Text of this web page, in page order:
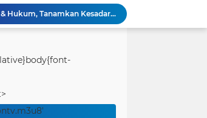
Festival Raimuti 2026 Semarak, Satukan Budaya Bahari dan Dorong Ekonomi Masyarakat
KRI Teluk Kendari-518 Hadir di Padang, Masyarakat Bisa Kunjungi Kapal Perang TNI AL Gratis
Jadi Kota Padang ke-357